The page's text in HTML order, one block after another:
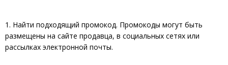
1. Найти подходящий промокод. Промокоды могут быть
размещены на сайте продавца, в социальных сетях или
рассылках электронной почты.